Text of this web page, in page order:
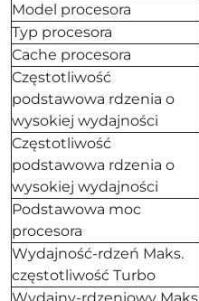
Model procesora
Typ procesora
Cache procesora
Częstotliwość
podstawowa rdzenia o
wysokiej wydajności
Częstotliwość
podstawowa rdzenia o
wysokiej wydajności
Podstawowa moc
procesora
Wydajność-rdzeń Maks.
częstotliwość Turbo